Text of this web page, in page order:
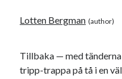
Lotten Bergman
Tillbaka — med
tripp-trappa på tå i en